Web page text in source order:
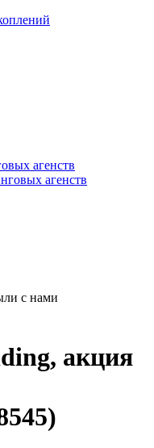
агенств
агенств
с нами
акция